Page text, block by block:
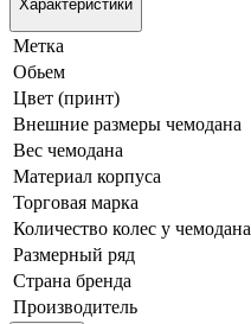
Характеристики
Метка
Обьем
Цвет (принт)
Внешние размеры чемодана
Вес чемодана
Материал корпуса
Торговая марка
Количество колес у чемодана
Размерный ряд
Страна бренда
Производитель